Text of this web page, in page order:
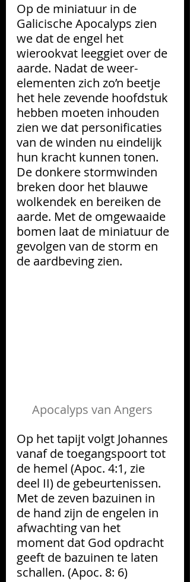
Op de miniatuur in de
Galicische Apocalyps zien
we dat de engel het
wierookvat leeggiet over de
aarde. Nadat de weer-
elementen zich zo’n beetje
het hele zevende hoofdstuk
hebben moeten inhouden
zien we dat personificaties
van de winden nu eindelijk
hun kracht kunnen tonen.
De donkere stormwinden
breken door het blauwe
wolkendek en bereiken de
aarde. Met de omgewaaide
bomen laat de miniatuur de
gevolgen van de storm en
de aardbeving zien.
Apocalyps van Angers
Op het tapijt volgt Johannes
vanaf de toegangspoort tot
de hemel (Apoc. 4:1, zie
deel II) de gebeurtenissen.
Met de zeven bazuinen in
de hand zijn de engelen in
afwachting van het
moment dat God opdracht
geeft de bazuinen te laten
schallen. (Apoc. 8: 6)